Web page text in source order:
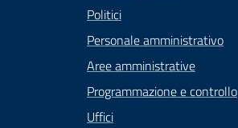
Politici
Personale amministrativo
Aree amministrative
Programmazione e controllo
Uffici